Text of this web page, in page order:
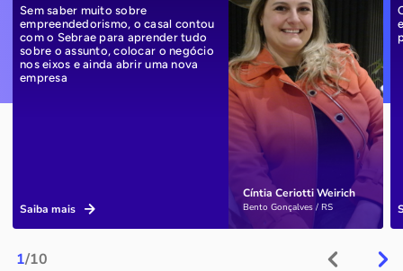
1/10
Cíntia Ceriotti Weirich
Bento Gonçalves / RS
Sem saber muito sobre
empreendedorismo, o casal contou
com o Sebrae para aprender tudo
sobre o assunto, colocar o negócio
nos eixos e ainda abrir uma nova
empresa
Saiba mais